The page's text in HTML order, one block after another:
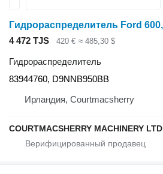
4 472 TJS 420 € ≈ 485,30 $
Гидрораспределитель
83944760, D9NNB950BB
Ирландия, Courtmacsherry
COURTMACSHERRY MACHINERY LTD